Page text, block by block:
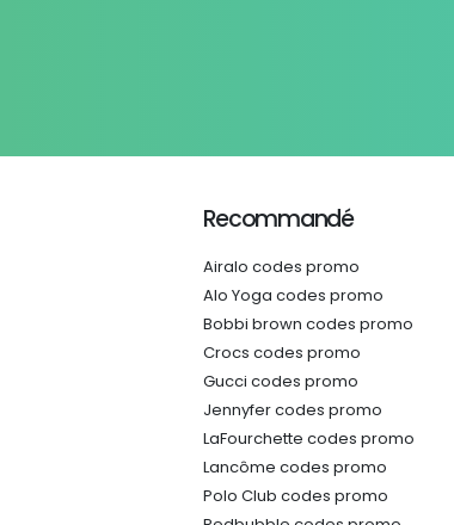
Recommandé
Airalo codes promo
Alo Yoga codes promo
Bobbi brown codes promo
Crocs codes promo
Gucci codes promo
Jennyfer codes promo
LaFourchette codes promo
Lancôme codes promo
Polo Club codes promo